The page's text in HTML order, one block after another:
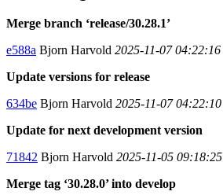
Merge branch ‘release/30.28.1’
e588a Bjorn Harvold 2025-11-07 04:22:16
Update versions for release
634be Bjorn Harvold 2025-11-07 04:22:10
Update for next development version
71842 Bjorn Harvold 2025-11-05 09:18:25
Merge tag ‘30.28.0’ into develop